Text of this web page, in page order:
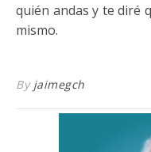
quién andas y te diré
mismo.
By jaimegch